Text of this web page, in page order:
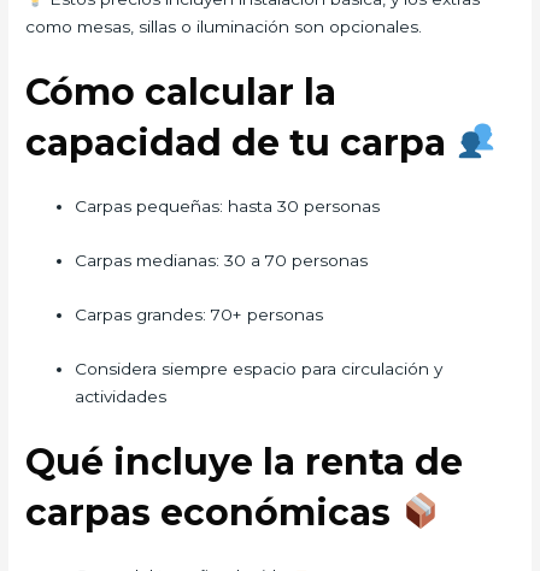
como mesas, sillas o iluminación son opcionales.
Cómo calcular la
capacidad de tu carpa
Carpas pequeñas: hasta 30 personas
Carpas medianas: 30 a 70 personas
Carpas grandes: 70+ personas
Considera siempre espacio para circulación y
actividades
Qué incluye la renta de
carpas económicas